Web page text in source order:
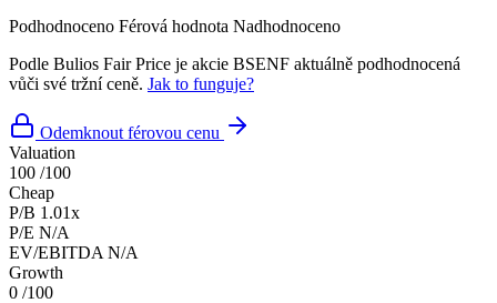
Podhodnoceno Férová hodnota Nadhodnoceno
Podle Bulios Fair Price je akcie BSENF aktuálně podhodnocená
vůči své tržní ceně. Jak to funguje?
Odemknout férovou cenu
Valuation
100 /100
Cheap
P/B 1.01x
P/E N/A
EV/EBITDA N/A
Growth
0 /100